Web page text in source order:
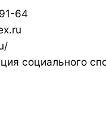
64
социального